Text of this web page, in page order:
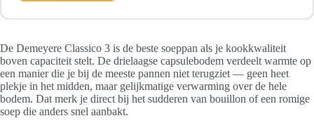
De Demeyere Classico 3 is de beste soeppan als je kookkwaliteit
boven capaciteit stelt. De drielaagse capsulebodem verdeelt warmte op
een manier die je bij de meeste pannen niet terugziet — geen heet
plekje in het midden, maar gelijkmatige verwarming over de hele
bodem. Dat merk je direct bij het sudderen van bouillon of een romige
soep die anders snel aanbakt.